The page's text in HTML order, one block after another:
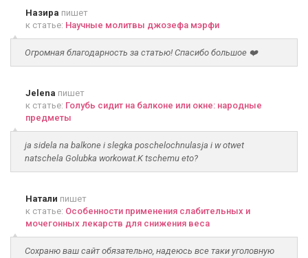
Назира пишет
к статье: Научные молитвы джозефа мэрфи
Огромная благодарность за статью! Спасибо большое ❤️
Jelena пишет
к статье: Голубь сидит на балконе или окне: народные
предметы
ja sidela na balkone i slegka poschelochnulasja i w otwet
natschela Golubka workowat.K tschemu eto?
Натали пишет
к статье: Особенности применения слабительных и
мочегонных лекарств для снижения веса
Сохраню ваш сайт обязательно, надеюсь все таки уголовную